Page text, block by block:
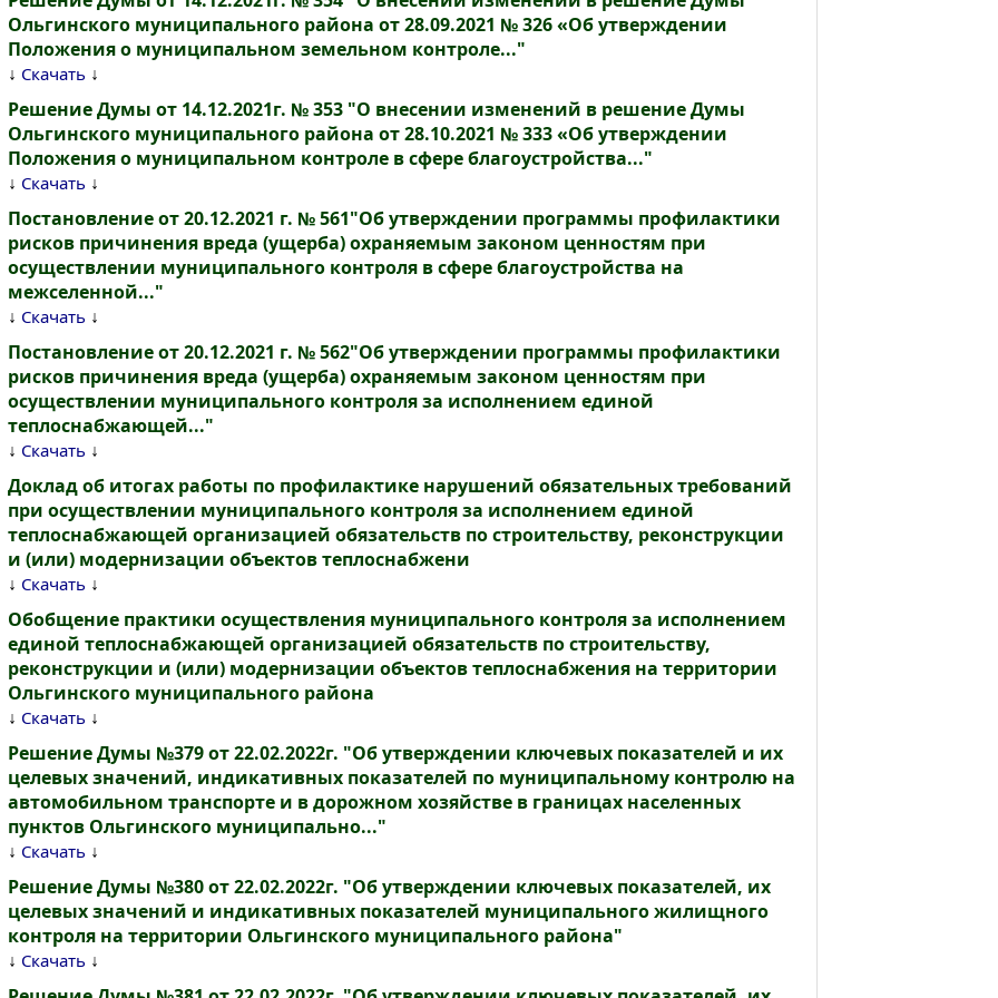
Ольгинского муниципального района от 28.09.2021 № 326 «Об утверждении
Положения о муниципальном земельном контроле..."
↓ Скачать ↓
Решение Думы от 14.12.2021г. № 353 "О внесении изменений в решение Думы
Ольгинского муниципального района от 28.10.2021 № 333 «Об утверждении
Положения о муниципальном контроле в сфере благоустройства..."
↓ Скачать ↓
Постановление от 20.12.2021 г. № 561"Об утверждении программы профилактики
рисков причинения вреда (ущерба) охраняемым законом ценностям при
осуществлении муниципального контроля в сфере благоустройства на
межселенной..."
↓ Скачать ↓
Постановление от 20.12.2021 г. № 562"Об утверждении программы профилактики
рисков причинения вреда (ущерба) охраняемым законом ценностям при
осуществлении муниципального контроля за исполнением единой
теплоснабжающей..."
↓ Скачать ↓
Доклад об итогах работы по профилактике нарушений обязательных требований
при осуществлении муниципального контроля за исполнением единой
теплоснабжающей организацией обязательств по строительству, реконструкции
и (или) модернизации объектов теплоснабжени
↓ Скачать ↓
Обобщение практики осуществления муниципального контроля за исполнением
единой теплоснабжающей организацией обязательств по строительству,
реконструкции и (или) модернизации объектов теплоснабжения на территории
Ольгинского муниципального района
↓ Скачать ↓
Решение Думы №379 от 22.02.2022г. "Об утверждении ключевых показателей и их
целевых значений, индикативных показателей по муниципальному контролю на
автомобильном транспорте и в дорожном хозяйстве в границах населенных
пунктов Ольгинского муниципально..."
↓ Скачать ↓
Решение Думы №380 от 22.02.2022г. "Об утверждении ключевых показателей, их
целевых значений и индикативных показателей муниципального жилищного
контроля на территории Ольгинского муниципального района"
↓ Скачать ↓